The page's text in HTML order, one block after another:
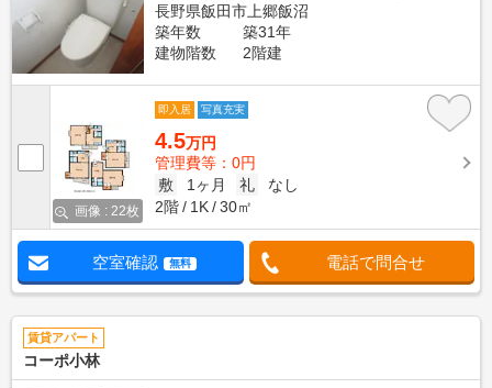
長野県飯田市上郷飯沼
築年数
築31年
建物階数
2階建
画像 : 22枚
即入居 写真充実
4.5万円
管理費等：0円
敷
1ヶ月 礼
なし
2階
1K 30㎡
空室確認 無料 電話で問合せ
賃貸アパート
コーポ小林